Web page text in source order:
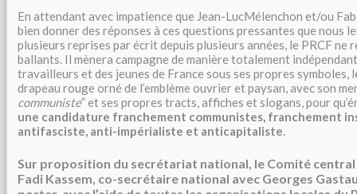
En attendant avec impatience que Jean-LucMélenchon et/ou
bien donner des réponses à ces questions pressantes que nous
plusieurs reprises par écrit depuis plusieurs années, le PRCF ne
ballants. Il mènera campagne de manière totalement
travailleurs et des jeunes de France sous ses propres
drapeau rouge orné de l’emblème ouvrier et paysan, avec son
communiste” et ses propres tracts, affiches et slogans, pour
une candidature franchement communistes, franchement
antifasciste, anti-impérialiste et anticapitaliste.
Sur proposition du secrétariat national, le Comité central
Fadi Kassem, co-secrétaire national avec Georges